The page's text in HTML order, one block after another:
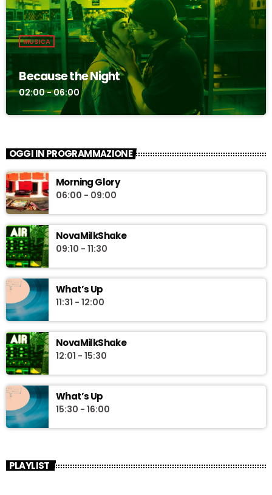
MUSICA
Because the Night
02:00 - 06:00
OGGI IN PROGRAMMAZIONE
Morning Glory
06:00 - 09:00
NovaMilkShake
09:10 - 11:30
What’s Up
11:31 - 12:00
NovaMilkShake
12:01 - 15:30
What’s Up
15:30 - 16:00
PLAYLIST